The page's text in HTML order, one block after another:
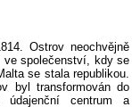
Ostrov neochvějně
ve společenství, kdy se
se stala republikou.
byl transformován do
údajenční centrum a